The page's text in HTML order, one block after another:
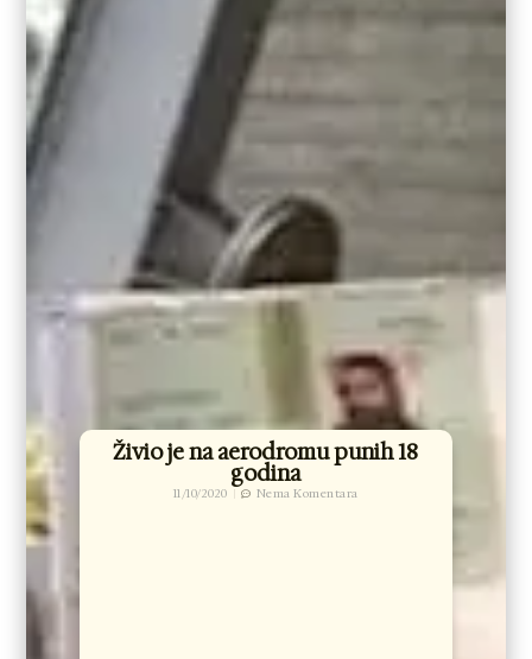
Živio je na aerodromu punih 18
godina
11/10/2020 Nema Komentara